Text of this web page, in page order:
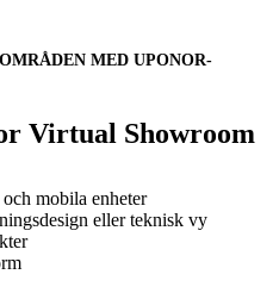
MED UPONOR-
Virtual Showroom
mobila enheter
eller teknisk vy